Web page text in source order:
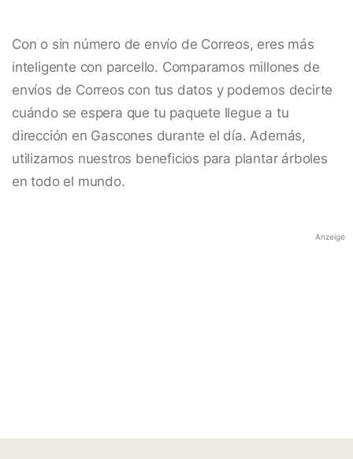
Con o sin número de envío de Correos, eres más
inteligente con parcello. Comparamos millones de
envíos de Correos con tus datos y podemos decirte
cuándo se espera que tu paquete llegue a tu
dirección en Gascones durante el día. Además,
utilizamos nuestros beneficios para plantar árboles
en todo el mundo.
Anzeige